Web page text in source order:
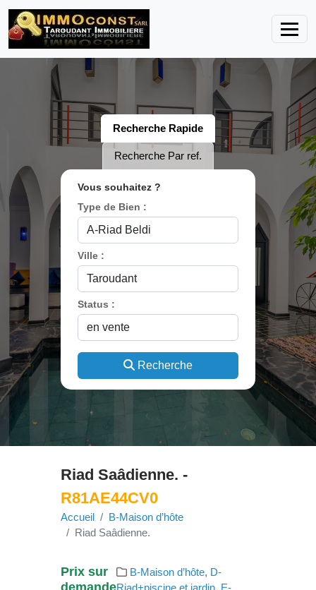
Recherche Rapide
Recherche Par ref.
Vous souhaitez ?
Type de Bien :
Ville :
Status :
Recherche
Riad Saâdienne. -
R81AE44CV0
Accueil
B-Maison d’hôte
Riad Saâdienne.
Prix sur
demande
B-Maison d’hôte, D-
Riad+piscine et jardin, E-